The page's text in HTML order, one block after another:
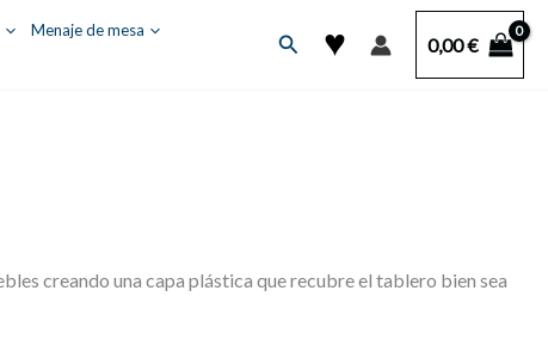
Menaje de mesa
Buscar
♥ 0,00€
creando una capa plástica que recubre el tablero bien sea